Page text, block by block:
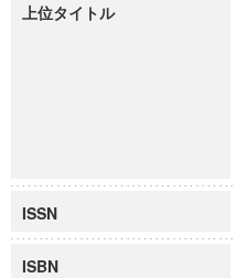
上位タイトル
ISSN
ISBN